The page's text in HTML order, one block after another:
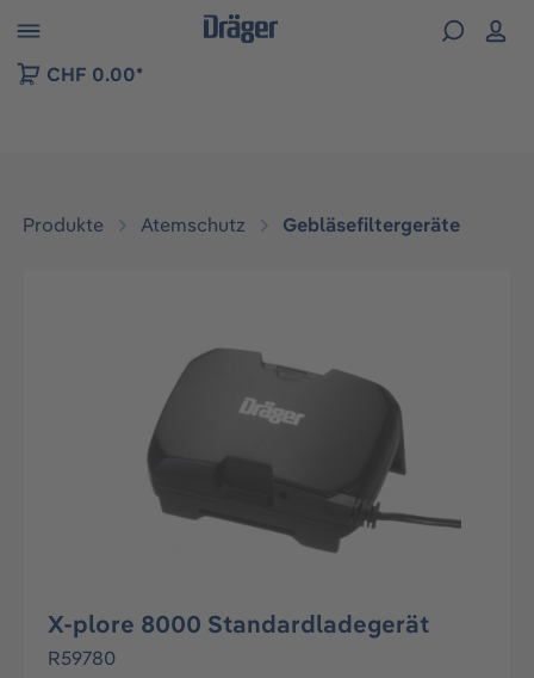
der B2B-Plattform springen
CHF 0.00*
Produkte Atemschutz Gebläsefiltergeräte
X-plore 8000 Standardladegerät
R59780